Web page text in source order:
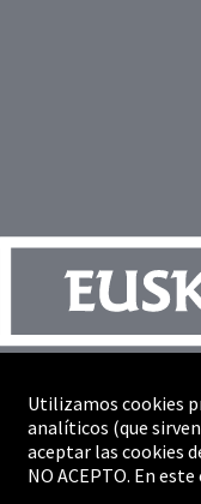
Contacto
Mapa del sitio
Profesionales
Accesibilidad
Utilizamos cookies
analíticos (que
aceptar las cookies
NO ACEPTO. En